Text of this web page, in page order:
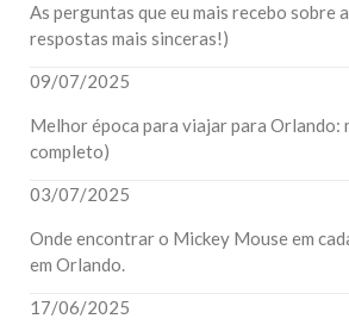
As perguntas que eu mais recebo sobre
respostas mais sinceras!)
09/07/2025
Melhor época para viajar para Orlando:
completo)
03/07/2025
Onde encontrar o Mickey Mouse em
em Orlando.
17/06/2025